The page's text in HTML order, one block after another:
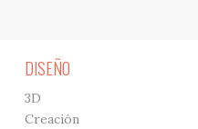
DISEÑO
3D
Creación